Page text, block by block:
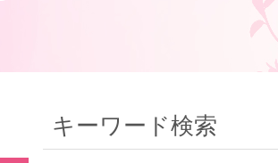
キーワード検索